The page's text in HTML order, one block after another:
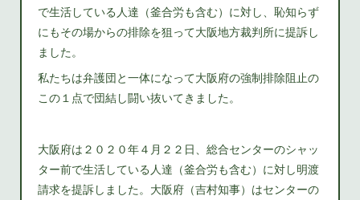
で生活している人達（釜合労も含む）に対し、恥知らず
にもその場からの排除を狙って大阪地方裁判所に提訴し
ました。
私たちは弁護団と一体になって大阪府の強制排除阻止の
この１点で団結し闘い抜いてきました。
大阪府は２０２０年４月２２日、総合センターのシャッ
ター前で生活している人達（釜合労も含む）に対し明渡
請求を提訴しました。大阪府（吉村知事）はセンターの